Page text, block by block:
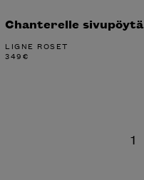
Chanterelle sivupöytä
LIGNE ROSET
349€
1